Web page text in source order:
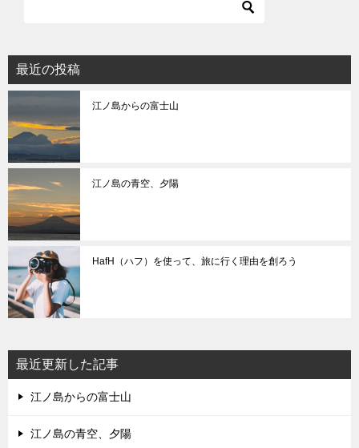
ョ
ン
最近の投稿
江ノ島からの富士山
江ノ島の青空、夕陽
HafH（ハフ）を使って、旅に行く理由を創ろう
最近更新した記事
江ノ島からの富士山
江ノ島の青空、夕陽